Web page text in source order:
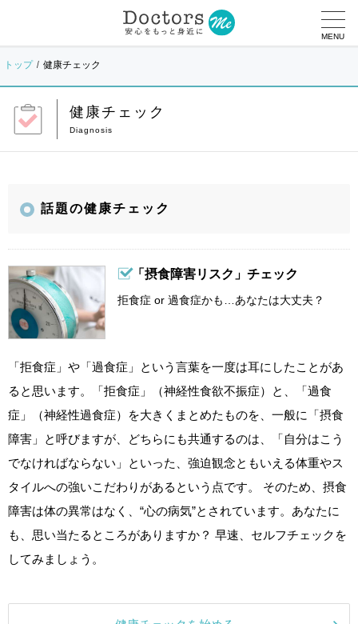
MENU
トップ 健康チェック
健康チェック
話題の健康チェック
「摂食障害リスク」チェック
拒食症 or 過食症かも…あなたは大丈夫？
「拒食症」や「過食症」という言葉を一度は耳にしたことがあ
ると思います。「拒食症」（神経性食欲不振症）と、「過食
症」（神経性過食症）を大きくまとめたものを、一般に「摂食
障害」と呼びますが、どちらにも共通するのは、「自分はこう
でなければならない」といった、強迫観念ともいえる体重やス
タイルへの強いこだわりがあるという点です。 そのため、摂食
障害は体の異常はなく、“心の病気”とされています。あなたに
も、思い当たるところがありますか？ 早速、セルフチェックを
してみましょう。